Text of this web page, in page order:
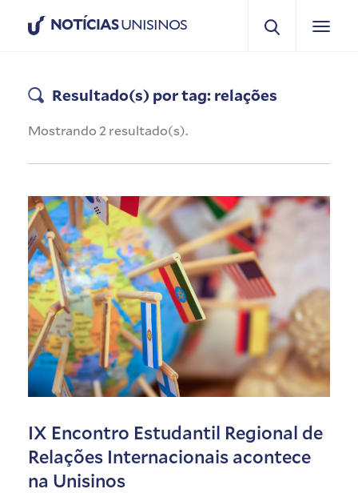
NOTÍCIASUNISINOS
Resultado(s) por tag: relações
Mostrando 2 resultado(s).
IX Encontro Estudantil Regional de
Relações Internacionais acontece
na Unisinos